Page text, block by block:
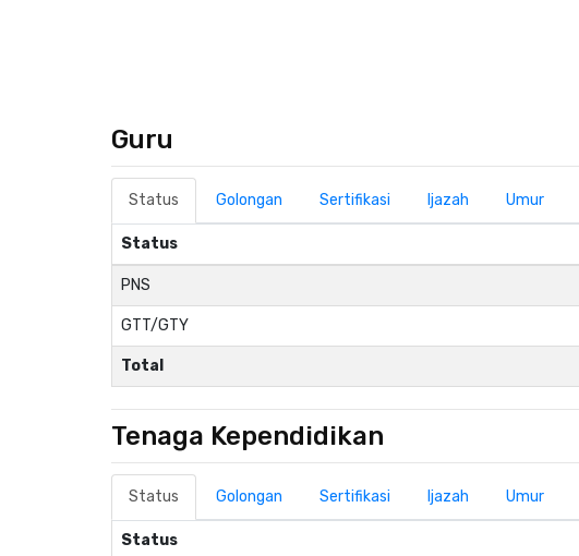
Guru
Status Golongan Sertifikasi Ijazah Umur
Status
PNS
GTT/GTY
Total
Tenaga Kependidikan
Status Golongan Sertifikasi Ijazah Umur
Status